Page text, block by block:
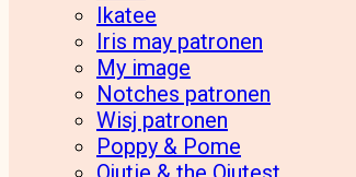
Ikatee
Iris may patronen
My image
Notches patronen
Wisj patronen
Poppy & Pome